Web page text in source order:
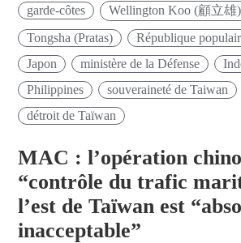
garde-côtes
Wellington Koo (顧立雄)
Tongsha (Pratas)
République
Japon
ministère de la Défense
Philippines
souveraineté de Taiwan
détroit de Taïwan
MAC : l’opération
“contrôle du trafic
l’est de Taïwan est
inacceptable”